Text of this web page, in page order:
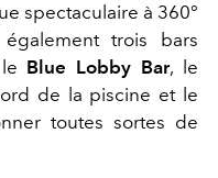
spectaculaire à 360°
trois bars
Blue Lobby Bar, le
de la piscine et le
toutes sortes de